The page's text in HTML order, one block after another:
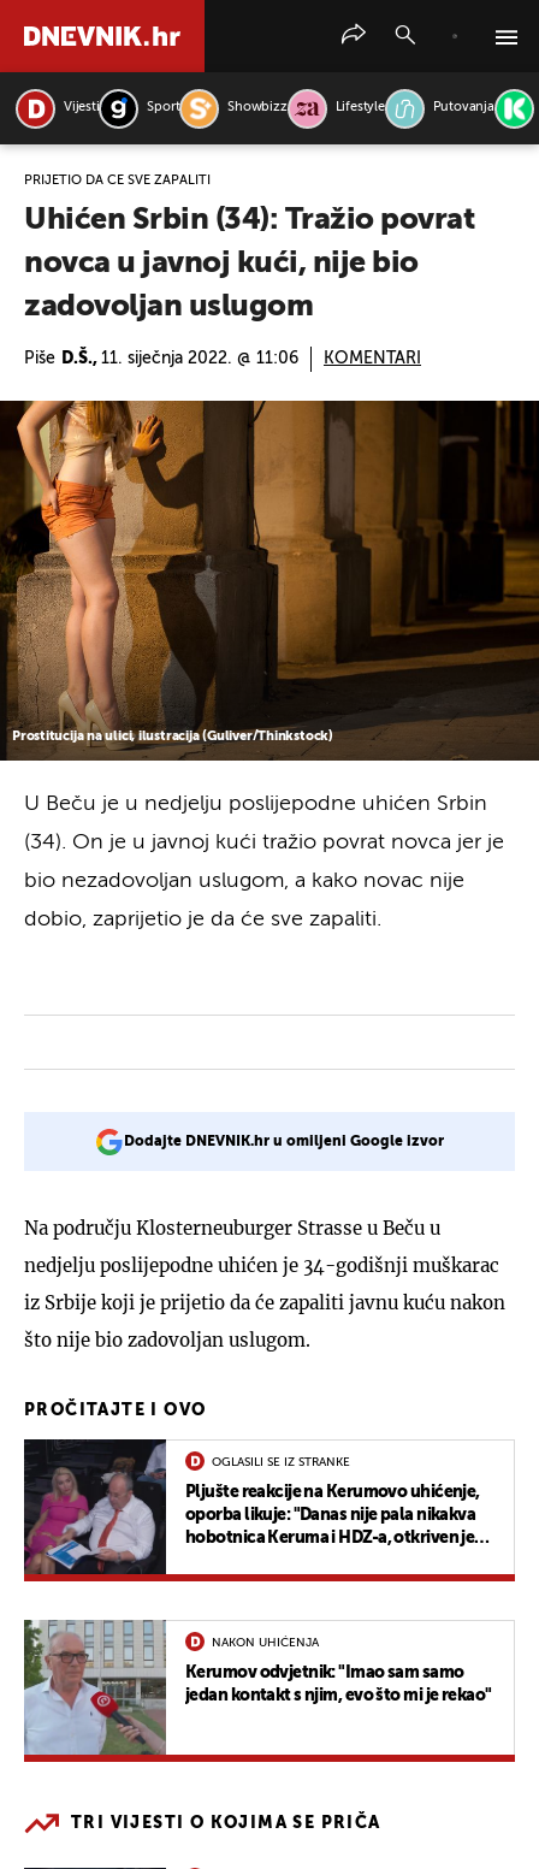
Vijesti Sport Showbizz Lifestyle Putovanja
PRIJETIO DA ĆE SVE ZAPALITI
Uhićen Srbin (34): Tražio povrat
novca u javnoj kući, nije bio
zadovoljan uslugom
Piše D.Š., 11. siječnja 2022. @ 11:06 KOMENTARI
Prostitucija na ulici, ilustracija (Guliver/Thinkstock)
U Beču je u nedjelju poslijepodne uhićen Srbin
(34). On je u javnoj kući tražio povrat novca jer je
bio nezadovoljan uslugom, a kako novac nije
dobio, zaprijetio je da će sve zapaliti.
Dodajte DNEVNIK.hr u omiljeni Google izvor
Na području Klosterneuburger Strasse u Beču u
nedjelju poslijepodne uhićen je 34-godišnji muškarac
iz Srbije koji je prijetio da će zapaliti javnu kuću nakon
što nije bio zadovoljan uslugom.
PROČITAJTE I OVO
OGLASILI SE IZ STRANKE
Pljušte reakcije na Kerumovo uhićenje,
oporba likuje: "Danas nije pala nikakva
hobotnica Keruma i HDZ-a, otkriven je
NAKON UHIĆENJA
Kerumov odvjetnik: "Imao sam samo
jedan kontakt s njim, evo što mi je rekao"
TRI VIJESTI O KOJIMA SE PRIČA
PRETRAŽITE VIJESTI